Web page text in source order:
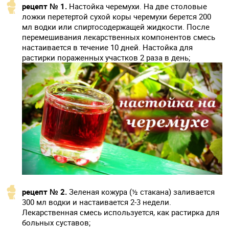
рецепт № 1. Настойка черемухи. На две столовые
ложки перетертой сухой коры черемухи берется 200
мл водки или спиртосодержащей жидкости. После
перемешивания лекарственных компонентов смесь
настаивается в течение 10 дней. Настойка для
растирки пораженных участков 2 раза в день;
рецепт № 2.Зеленая кожура (½ стакана) заливается
300 мл водки и настаивается 2-3 недели.
Лекарственная смесь используется, как растирка для
больных суставов;